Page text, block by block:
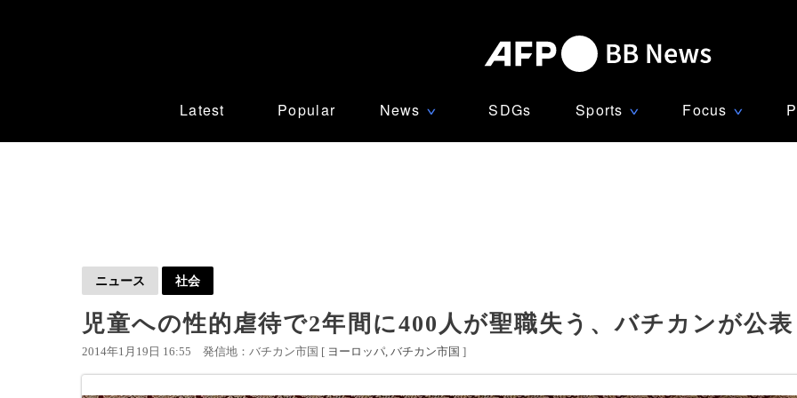
Latest Popular News ∨ SDGs Sports ∨ Focus ∨
ニュース 社会
児童への性的虐待で2年間に400人が聖職失う、バチカンが公表
2014年1月19日 16:55 発信地：バチカン市国 [ ヨーロッパ バチカン市国 ]